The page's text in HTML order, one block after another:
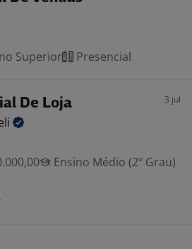
Superior Presencial
De Loja 3 jul
Ensino Médio (2º Grau)